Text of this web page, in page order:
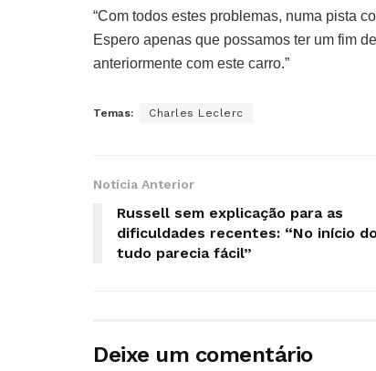
“Com todos estes problemas, numa pista
Espero apenas que possamos ter um fim
anteriormente com este carro.”
Temas: Charles Leclerc
Notícia Anterior
Russell sem explicação para as
dificuldades recentes: “No início
tudo parecia fácil”
Deixe um comentário